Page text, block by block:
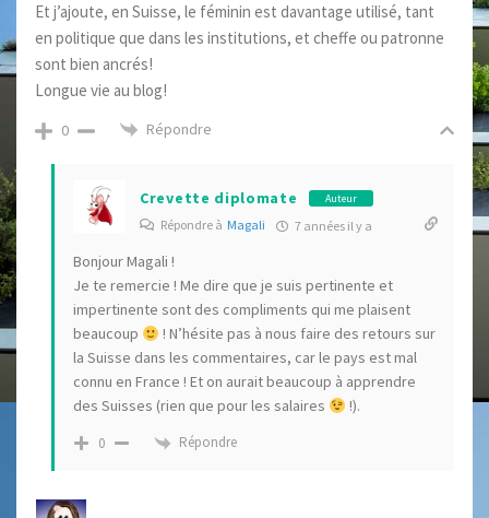
Et j’ajoute, en Suisse, le féminin est davantage utilisé, tant
en politique que dans les institutions, et cheffe ou patronne
sont bien ancrés!
Longue vie au blog!
0 Répondre
Crevette diplomate Auteur
Répondre à Magali 7 années il y a
Bonjour Magali !
Je te remercie ! Me dire que je suis pertinente et
impertinente sont des compliments qui me plaisent
beaucoup
! N’hésite pas à nous faire des retours sur
la Suisse dans les commentaires, car le pays est mal
connu en France ! Et on aurait beaucoup à apprendre
des Suisses (rien que pour les salaires
!).
0 Répondre